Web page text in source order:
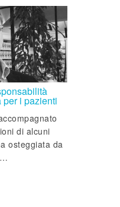
per i pazienti
di alcuni
osteggiata da